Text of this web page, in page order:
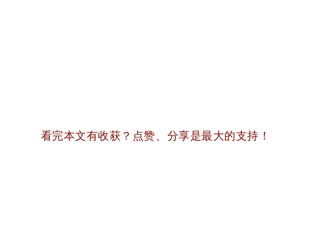
看完本文有收获？ 点赞、分享是最大的支持！